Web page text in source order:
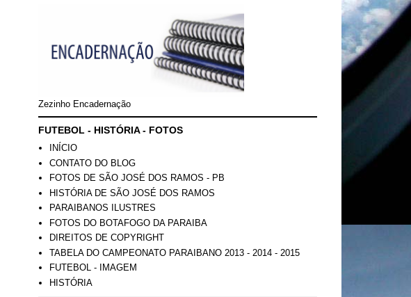
Zezinho Encadernação
FUTEBOL - HISTÓRIA - FOTOS
INÍCIO
CONTATO DO BLOG
FOTOS DE SÃO JOSÉ DOS RAMOS - PB
HISTÓRIA DE SÃO JOSÉ DOS RAMOS
PARAIBANOS ILUSTRES
FOTOS DO BOTAFOGO DA PARAIBA
DIREITOS DE COPYRIGHT
TABELA DO CAMPEONATO PARAIBANO 2013 - 2014 - 2015
FUTEBOL - IMAGEM
HISTÓRIA